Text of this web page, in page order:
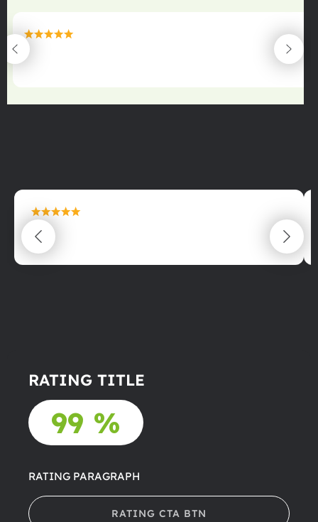
maximální spokojenost
22.06.2025
maximální spokojenost
22.06.2025
RATING TITLE
99 %
RATING PARAGRAPH
RATING CTA BTN